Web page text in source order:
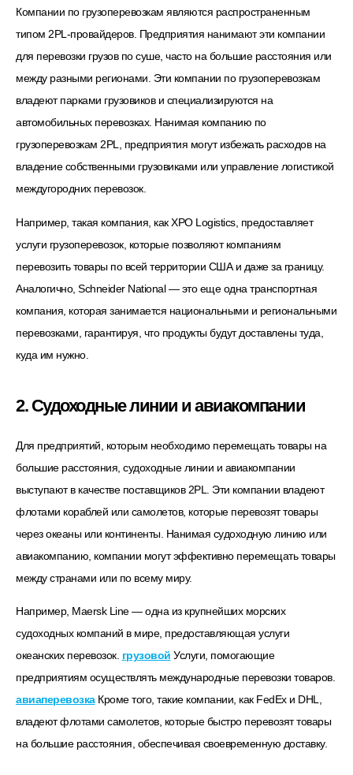
Компании по грузоперевозкам являются распространенным
типом 2PL-провайдеров. Предприятия нанимают эти компании
для перевозки грузов по суше, часто на большие расстояния или
между разными регионами. Эти компании по грузоперевозкам
владеют парками грузовиков и специализируются на
автомобильных перевозках. Нанимая компанию по
грузоперевозкам 2PL, предприятия могут избежать расходов на
владение собственными грузовиками или управление логистикой
междугородних перевозок.
Например, такая компания, как XPO Logistics, предоставляет
услуги грузоперевозок, которые позволяют компаниям
перевозить товары по всей территории США и даже за границу.
Аналогично, Schneider National — это еще одна транспортная
компания, которая занимается национальными и региональными
перевозками, гарантируя, что продукты будут доставлены туда,
куда им нужно.
2. Судоходные линии и авиакомпании
Для предприятий, которым необходимо перемещать товары на
большие расстояния, судоходные линии и авиакомпании
выступают в качестве поставщиков 2PL. Эти компании владеют
флотами кораблей или самолетов, которые перевозят товары
через океаны или континенты. Нанимая судоходную линию или
авиакомпанию, компании могут эффективно перемещать товары
между странами или по всему миру.
Например, Maersk Line — одна из крупнейших морских
судоходных компаний в мире, предоставляющая услуги
океанских перевозок. грузовой Услуги, помогающие
предприятиям осуществлять международные перевозки товаров.
авиаперевозкаКроме того, такие компании, как FedEx и DHL,
владеют флотами самолетов, которые быстро перевозят товары
на большие расстояния, обеспечивая своевременную доставку.